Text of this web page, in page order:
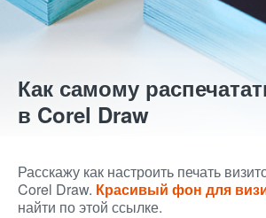
Как самому
в Corel Draw
Расскажу как настроить печать
Corel Draw. Красивый фон для
найти по этой ссылке.